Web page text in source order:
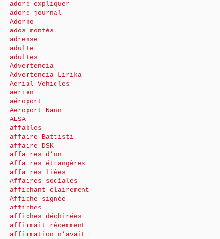
adore expliquer
adoré journal
Adorno
ados montés
adresse
adulte
adultes
Advertencia
Advertencia Lirika
Aerial Vehicles
aérien
aéroport
Aeroport Nann
AESA
affables
affaire Battisti
affaire DSK
affaires d’un
Affaires étrangères
affaires liées
Affaires sociales
affichant clairement
Affiche signée
affiches
affiches déchirées
affirmait récemment
affirmation n’avait